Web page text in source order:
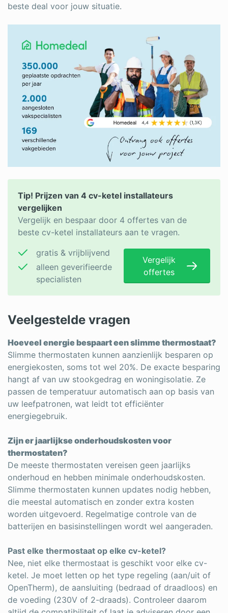
beste deal voor jouw situatie.
Tip! Prijzen van 4 cv-ketel installateurs
vergelijken
Vergelijk en bespaar door 4 offertes van de
beste cv-ketel installateurs aan te vragen.
gratis & vrijblijvend
alleen geverifieerde
specialisten
Vergelijk
offertes
Veelgestelde vragen
Hoeveel energie bespaart een slimme thermostaat?
Slimme thermostaten kunnen aanzienlijk besparen op
energiekosten, soms tot wel 20%. De exacte besparing
hangt af van uw stookgedrag en woningisolatie. Ze
passen de temperatuur automatisch aan op basis van
uw leefpatronen, wat leidt tot efficiënter
energiegebruik.
Zijn er jaarlijkse onderhoudskosten voor
thermostaten?
De meeste thermostaten vereisen geen jaarlijks
onderhoud en hebben minimale onderhoudskosten.
Slimme thermostaten kunnen updates nodig hebben,
die meestal automatisch en zonder extra kosten
worden uitgevoerd. Regelmatige controle van de
batterijen en basisinstellingen wordt wel aangeraden.
Past elke thermostaat op elke cv-ketel?
Nee, niet elke thermostaat is geschikt voor elke cv-
ketel. Je moet letten op het type regeling (aan/uit of
OpenTherm), de aansluiting (bedraad of draadloos) en
de voeding (230V of 2-draads). Controleer daarom